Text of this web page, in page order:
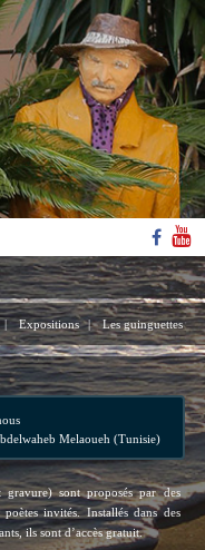
| Expositions | Les guinguettes
Melaoueh (Tunisie)
gravure) sont proposés par des
invités. Installés dans des
ils sont d’accès gratuit.